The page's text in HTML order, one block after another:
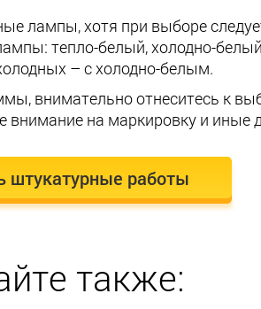
лампы, хотя при выборе
тепло-белый, холодно-
– с холодно-белым.
внимательно отнеситесь к
внимание на маркировку и иные
штукатурные работы
также: